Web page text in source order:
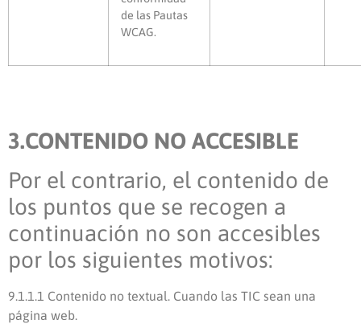
de las Pautas
WCAG.
3.CONTENIDO NO ACCESIBLE
Por el contrario, el contenido de
los puntos que se recogen a
continuación no son accesibles
por los siguientes motivos:
9.1.1.1 Contenido no textual. Cuando las TIC sean una
página web.